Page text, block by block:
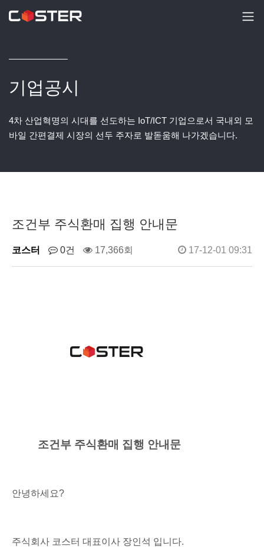
기업공시
4차 산업혁명의 시대를 선도하는 IoT/ICT 기업으로서 국내외 모
바일 간편결제 시장의 선두 주자로 발돋움해 나가겠습니다.
조건부 주식환매 집행 안내문
코스터 0건 17,366회 17-12-01 09:31
조건부 주식환매 집행 안내문
안녕하세요?
주식회사 코스터 대표이사 장인석 입니다.